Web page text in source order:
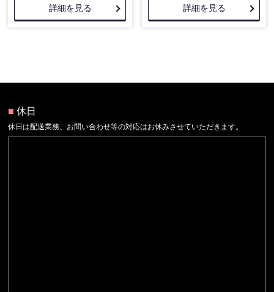
詳細を見る 詳細を見る
■ 休日
休日は配送業務、お問い合わせ等の対応はお休みさせていただきます。